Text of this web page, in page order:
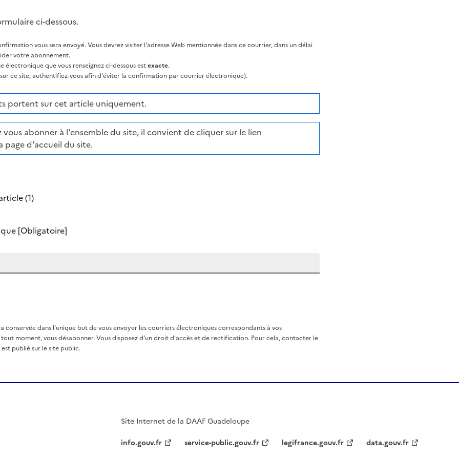
ci-dessous.
vous sera envoyé. Vous devrez visiter l'adresse Web mentionnée dans ce courrier, dans un délai
votre abonnement.
électronique que vous renseignez ci-dessous estexacte.
ce site, authentifiez-vous afin d'éviter la confirmation par courrier électronique).
portent sur cet article uniquement.
vous abonner à l'ensemble du site, il convient de cliquer sur le lien
page d'accueil du site.
(1)
[Obligatoire]
conservée dans l'unique but de vous envoyer les courriers électroniques correspondants à vos
moment, vous désabonner. Vous disposez d'un droit d'accès et de rectification. Pour cela, contacter le
publié sur le site public.
Site Internet de la DAAF Guadeloupe
info.gouv.fr
service-public.gouv.fr legifrance.gouv.fr data.gouv.fr